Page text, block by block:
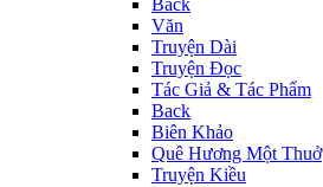
Back
Văn
Truyện Dài
Truyện Đọc
Tác Giả & Tác Phẩm
Back
Biên Khảo
Quê Hương Một Thuở
Truyện Kiều